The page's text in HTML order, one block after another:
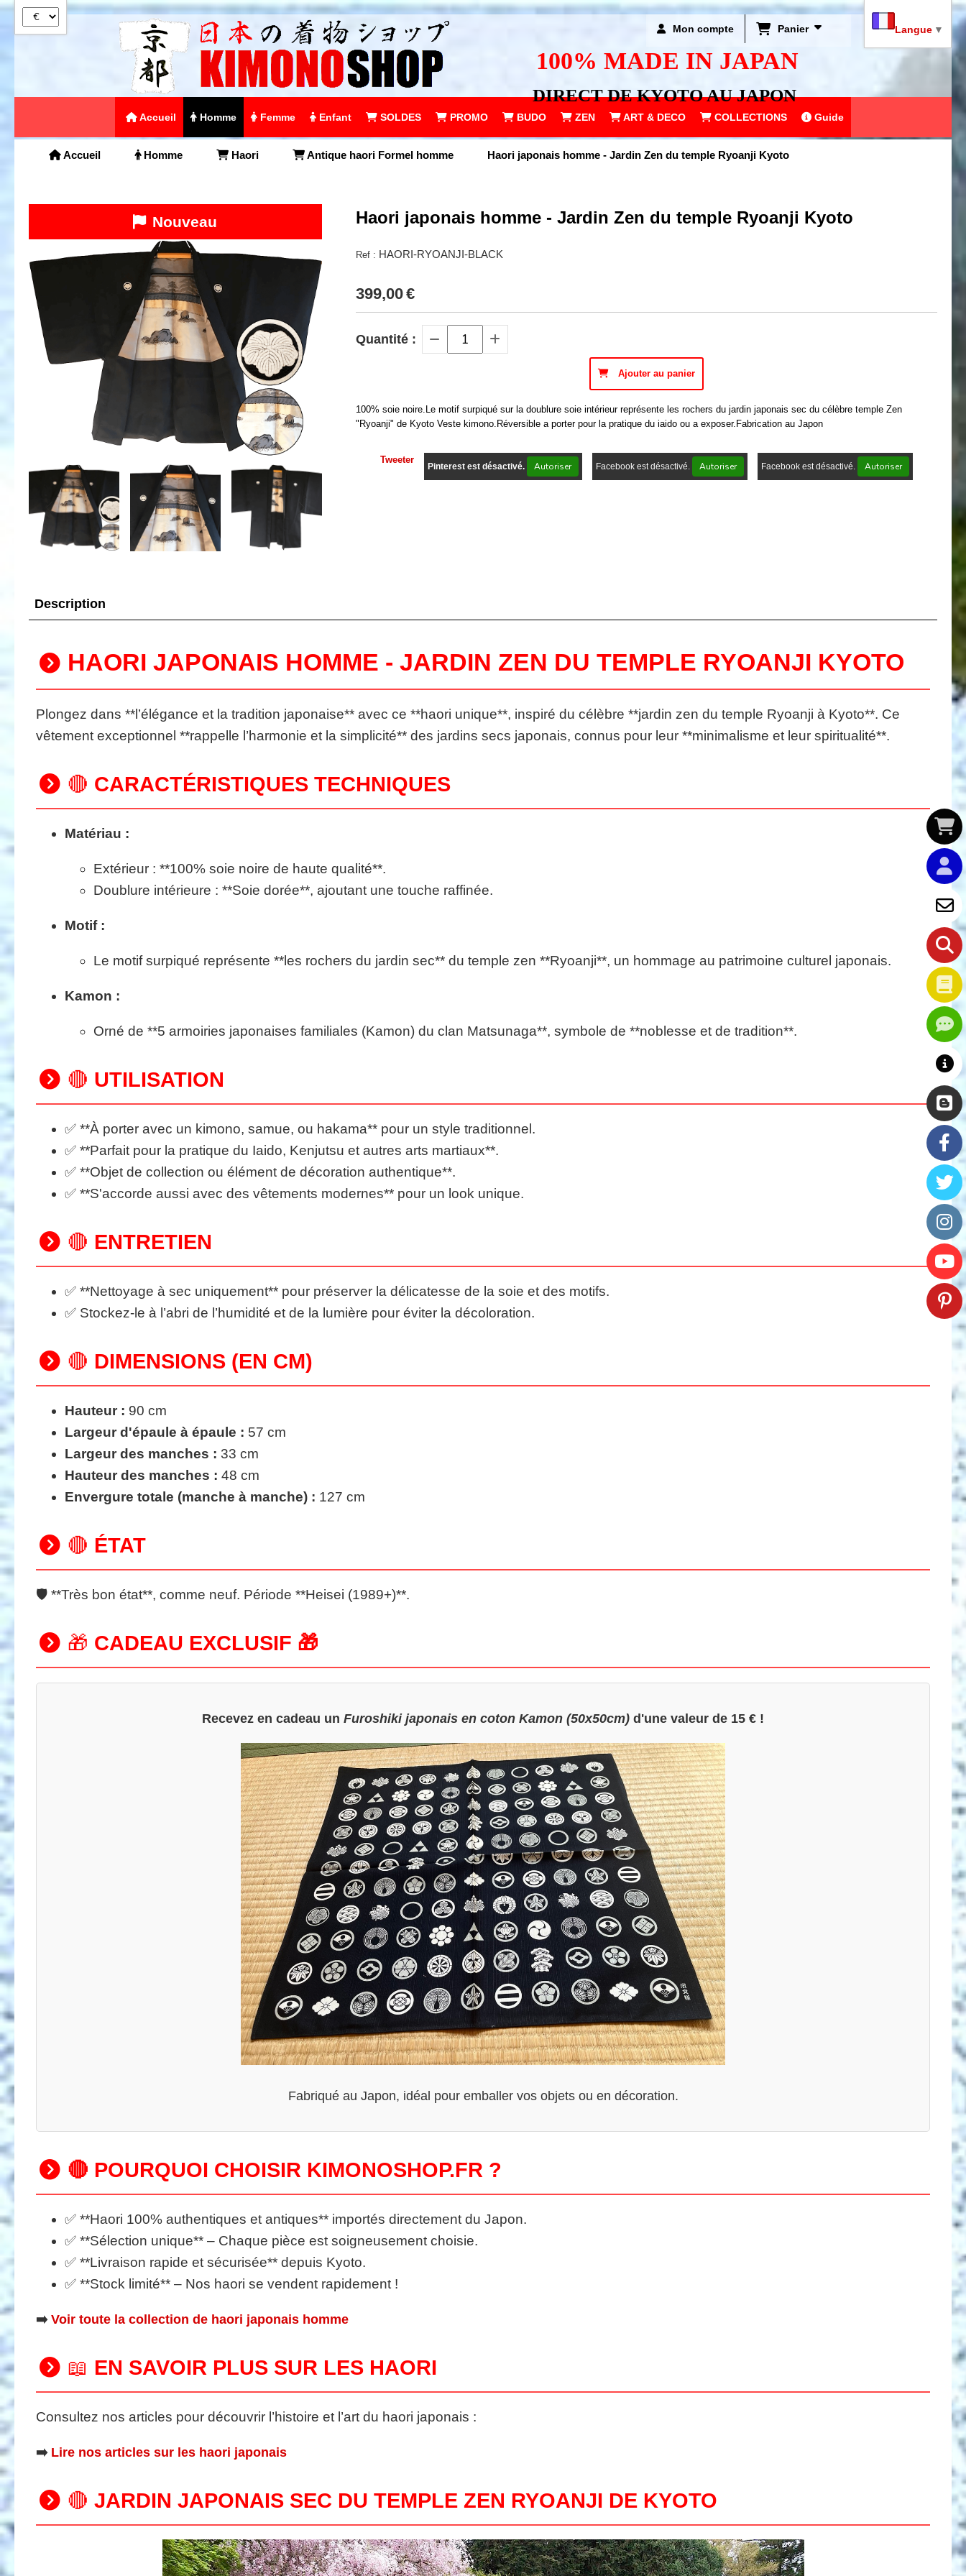
100% MADE IN JAPAN
DIRECT DE KYOTO AU JAPON
Mon compte Panier
Accueil Homme Femme Enfant SOLDES PROMO BUDO ZEN ART & DECO COLLECTIONS Guide
Accueil Homme Haori Antique haori Formel homme Haori japonais homme - Jardin Zen du temple Ryoanji Kyoto
Nouveau Haori japonais homme - Jardin Zen du temple Ryoanji Kyoto
Ref : HAORI-RYOANJI-BLACK
399,00€
Quantité :
Ajouter au panier
100% soie noire.Le motif surpiqué sur la doublure soie intérieur représente les rochers du jardin japonais sec du célèbre temple Zen
"Ryoanji" de Kyoto Veste kimono.Réversible a porter pour la pratique du iaido ou a exposer.Fabrication au Japon
Tweeter
Pinterest est désactivé. Autoriser Facebook est désactivé. Autoriser Facebook est désactivé. Autoriser
Description
HAORI JAPONAIS HOMME - JARDIN ZEN DU TEMPLE RYOANJI KYOTO
Plongez dans **l’élégance et la tradition japonaise** avec ce **haori unique**, inspiré du célèbre **jardin zen du temple Ryoanji à Kyoto**. Ce
vêtement exceptionnel **rappelle l’harmonie et la simplicité** des jardins secs japonais, connus pour leur **minimalisme et leur spiritualité**.
🔴 CARACTÉRISTIQUES TECHNIQUES
Matériau :
Extérieur : **100% soie noire de haute qualité**.
Doublure intérieure : **Soie dorée**, ajoutant une touche raffinée.
Motif :
Le motif surpiqué représente **les rochers du jardin sec** du temple zen **Ryoanji**, un hommage au patrimoine culturel japonais.
Kamon :
Orné de **5 armoiries japonaises familiales (Kamon) du clan Matsunaga**, symbole de **noblesse et de tradition**.
🔴 UTILISATION
✅ **À porter avec un kimono, samue, ou hakama** pour un style traditionnel.
✅ **Parfait pour la pratique du Iaido, Kenjutsu et autres arts martiaux**.
✅ **Objet de collection ou élément de décoration authentique**.
✅ **S'accorde aussi avec des vêtements modernes** pour un look unique.
🔴 ENTRETIEN
✅ **Nettoyage à sec uniquement** pour préserver la délicatesse de la soie et des motifs.
✅ Stockez-le à l’abri de l’humidité et de la lumière pour éviter la décoloration.
🔴 DIMENSIONS (EN CM)
Hauteur : 90 cm
Largeur d'épaule à épaule : 57 cm
Largeur des manches : 33 cm
Hauteur des manches : 48 cm
Envergure totale (manche à manche) : 127 cm
🔴 ÉTAT
🛡️ **Très bon état**, comme neuf. Période **Heisei (1989+)**.
🎁 CADEAU EXCLUSIF 🎁
Recevez en cadeau un Furoshiki japonais en coton Kamon (50x50cm) d'une valeur de 15 € !
Fabriqué au Japon, idéal pour emballer vos objets ou en décoration.
🔴 POURQUOI CHOISIR KIMONOSHOP.FR ?
✅ **Haori 100% authentiques et antiques** importés directement du Japon.
✅ **Sélection unique** – Chaque pièce est soigneusement choisie.
✅ **Livraison rapide et sécurisée** depuis Kyoto.
✅ **Stock limité** – Nos haori se vendent rapidement !
➡️ Voir toute la collection de haori japonais homme
📖 EN SAVOIR PLUS SUR LES HAORI
Consultez nos articles pour découvrir l’histoire et l’art du haori japonais :
➡️ Lire nos articles sur les haori japonais
🔴 JARDIN JAPONAIS SEC DU TEMPLE ZEN RYOANJI DE KYOTO
Langue ▼
Panneau de gestion des cookies